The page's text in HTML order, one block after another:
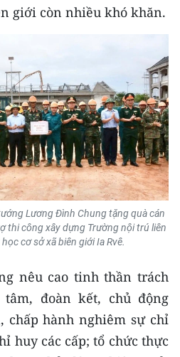
giới còn nhiều khó khăn.
Lương Đình Chung tặng quà cán
thi công xây dựng Trường nội trú liên
cơ sở xã biên giới Ia Rvê.
nêu cao tinh thần trách
đoàn kết, chủ động
chấp hành nghiêm sự chỉ
huy các cấp; tổ chức thực